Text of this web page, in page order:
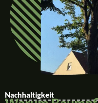
Nachhaltigkeit